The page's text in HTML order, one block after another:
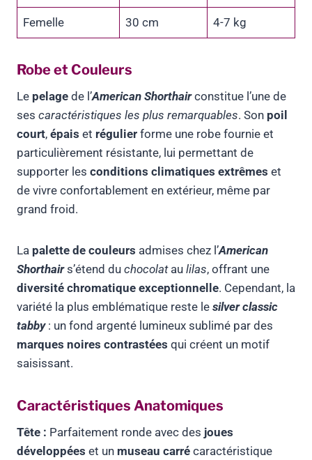
Femelle 30 cm 4-7 kg
Robe et Couleurs
Le pelage de l’American Shorthairconstitue l’une de
ses caractéristiques les plus remarquables. Son poil
court, épais et régulier forme une robe fournie et
particulièrement résistante, lui permettant de
supporter les conditions climatiques extrêmes et
de vivre confortablement en extérieur, même par
grand froid.
La palette de couleurs admises chez l’American
Shorthairs’étend du chocolatau lilas, offrant une
diversité chromatique exceptionnelle. Cependant, la
variété la plus emblématique reste le silver classic
tabby: un fond argenté lumineux sublimé par des
marques noires contrastées qui créent un motif
saisissant.
Caractéristiques Anatomiques
Tête : Parfaitement ronde avec des joues
développées et un museau carré caractéristique